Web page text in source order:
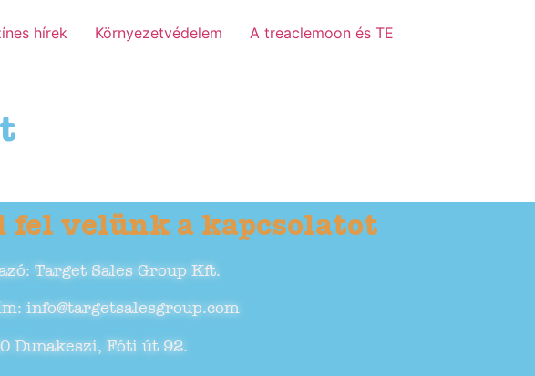
hírek Környezetvédelem
A treaclemoon és TE
fel velünk a kapcsolatot
Target Sales Group Kft.
info@targetsalesgroup.com
Dunakeszi, Fóti út 92.